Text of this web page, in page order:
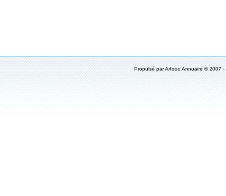
Propulsé parArfooo Annuaire © 2007